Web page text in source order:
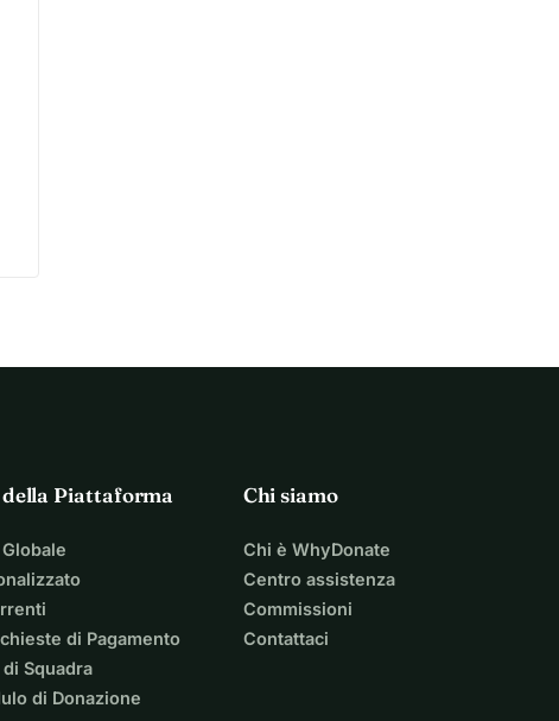
Piattaforma
di Pagamento
Squadra
di Donazione
Chi siamo
Chi è WhyDonate
Centro assistenza
Commissioni
Contattaci